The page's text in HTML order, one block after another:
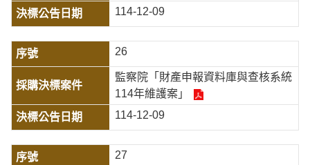
114-12-09
26
監察院「財產申報資料庫與查核系統
114年維護案」
114-12-09
27